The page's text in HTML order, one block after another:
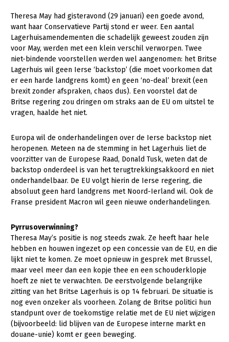
Transitiepaden
Thema’s
Gezonde planten
Gezonde dieren
Natuur, klimaat en energie
Bodem en water
Mens, ondernemerschap en onderwijs
Internationaal
Sectoren
Dier
Biologische Landbouw
Geitenhouderij
Kalverhouderij
Konijnenhouderij
Melkveehouderij
Paardenhouderij
Pluimveehouderij
Plant
Akkerbouw
Biologische Landbouw
Bollenteelt
Bomen, vaste planten en zomerbloemen
Fruitteelt
Glastuinbouw
Multifunctionele landbouw
Multifunctioneel
Vrouw en Bedrijf
Onderwerpen
Nieuws
Nieuwsabonnement
Webinars
Theresa May had gisteravond (29 januari) een goede avond,
want haar Conservatieve Partij stond er weer. Een aantal
Lagerhuisamendementen die schadelijk geweest zouden zijn
voor May, werden met een klein verschil verworpen. Twee
niet-bindende voorstellen werden wel aangenomen: het Britse
Lagerhuis wil geen Ierse ‘backstop’ (die moet voorkomen dat
er een harde landgrens komt) en geen ‘no-deal’ brexit (een
brexit zonder afspraken, chaos dus). Een voorstel dat de
Britse regering zou dringen om straks aan de EU om uitstel te
vragen, haalde het niet.
Europa wil de onderhandelingen over de Ierse backstop niet
heropenen. Meteen na de stemming in het Lagerhuis liet de
voorzitter van de Europese Raad, Donald Tusk, weten dat de
backstop onderdeel is van het terugtrekkingsakkoord en niet
onderhandelbaar. De EU volgt hierin de Ierse regering, die
absoluut geen hard landgrens met Noord-Ierland wil. Ook de
Franse president Macron wil geen nieuwe onderhandelingen.
Pyrrusoverwinning?
Theresa May’s positie is nog steeds zwak. Ze heeft haar hele
hebben en houwen ingezet op een concessie van de EU, en die
lijkt niet te komen. Ze moet opnieuw in gesprek met Brussel,
maar veel meer dan een kopje thee en een schouderklopje
hoeft ze niet te verwachten. De eerstvolgende belangrijke
zitting van het Britse Lagerhuis is op 14 februari. De situatie is
nog even onzeker als voorheen. Zolang de Britse politici hun
standpunt over de toekomstige relatie met de EU niet wijzigen
(bijvoorbeeld: lid blijven van de Europese interne markt en
douane-unie) komt er geen beweging.